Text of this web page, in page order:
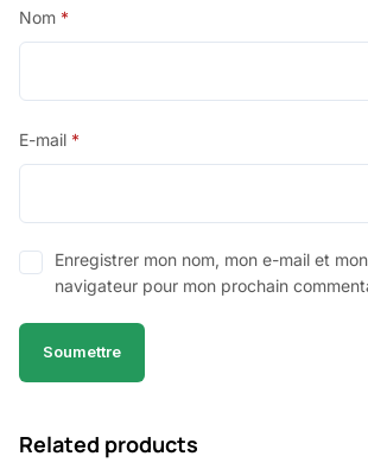
Nom *
E-mail *
Enregistrer mon nom, mon e-mail et
navigateur pour mon prochain
Related products